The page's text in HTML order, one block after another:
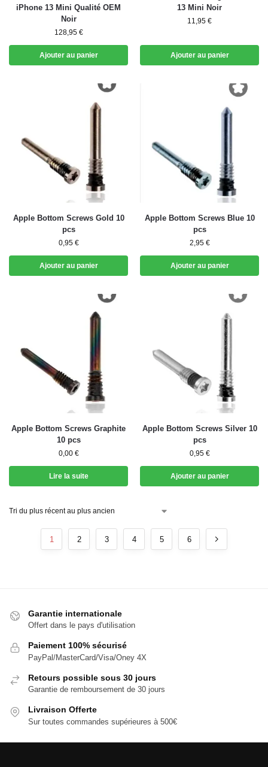
iPhone 13 Mini Qualité OEM
Noir
128,95 €
Ajouter au panier
13 Mini Noir
11,95 €
Ajouter au panier
Apple Bottom Screws Gold 10
pcs
0,95 €
Ajouter au panier
Apple Bottom Screws Blue 10
pcs
2,95 €
Ajouter au panier
Apple Bottom Screws Graphite
10 pcs
0,00 €
Lire la suite
Apple Bottom Screws Silver 10
pcs
0,95 €
Ajouter au panier
1 2 3 4 5 6
Garantie internationale
Offert dans le pays d'utilisation
Paiement 100% sécurisé
PayPal/MasterCard/Visa/Oney 4X
Retours possible sous 30 jours
Garantie de remboursement de 30 jours
Livraison Offerte
Sur toutes commandes supérieures à 500€